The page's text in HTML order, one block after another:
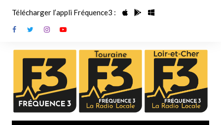
contenu
Télécharger l’appli Fréquence3 :